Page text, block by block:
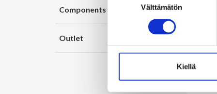
Välttämätön
Kiellä
Components
Outlet